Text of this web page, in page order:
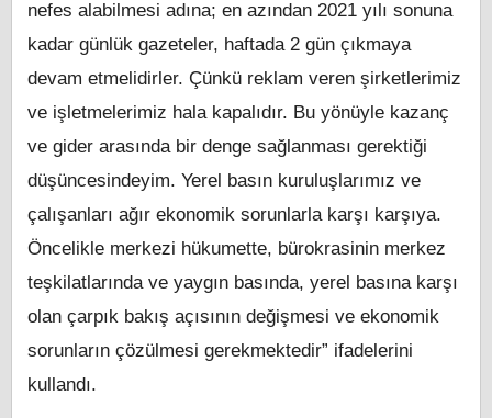
nefes alabilmesi adına; en azından 2021 yılı sonuna
kadar günlük gazeteler, haftada 2 gün çıkmaya
devam etmelidirler. Çünkü reklam veren şirketlerimiz
ve işletmelerimiz hala kapalıdır. Bu yönüyle kazanç
ve gider arasında bir denge sağlanması gerektiği
düşüncesindeyim. Yerel basın kuruluşlarımız ve
çalışanları ağır ekonomik sorunlarla karşı karşıya.
Öncelikle merkezi hükumette, bürokrasinin merkez
teşkilatlarında ve yaygın basında, yerel basına karşı
olan çarpık bakış açısının değişmesi ve ekonomik
sorunların çözülmesi gerekmektedir” ifadelerini
kullandı.